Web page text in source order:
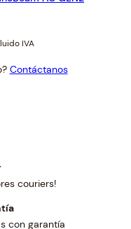
IVA
Contáctanos
couriers!
con garantía